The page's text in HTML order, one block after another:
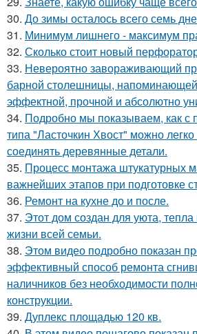
30. До зимы осталось всего семь
31. Минимум лишнего - максимум
32. Сколько стоит новый
33. Невероятно завораживающий
барной столешницы,
эффектной, прочной и абсолютно
34. Подробно мы показываем, как
типа "Ласточкин Хвост" можно
соединять деревянные детали.
35. Процесс монтажа штукатурных
важнейших этапов при подготовке
36. Ремонт на кухне до и после.
37. Этот дом создан для уюта,
жизни всей семьи.
38. Этом видео подробно показан
эффективный способ ремонта
наличников без необходимости
конструкции.
39. Дуплекс площадью 120 кв.